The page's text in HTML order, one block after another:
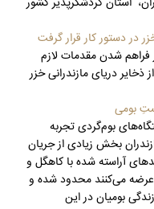
در دستور کار قرار گرفت
فراهم شدن مقدمات لازم
ذخایر دریای مازندرانی خزر
بومی
بوم‌گردی‌ تجربه
بخش زیادی از جریان
آراسته شده با کاهگل ‌و
می‌کنند محدود شده و
بومیان در این